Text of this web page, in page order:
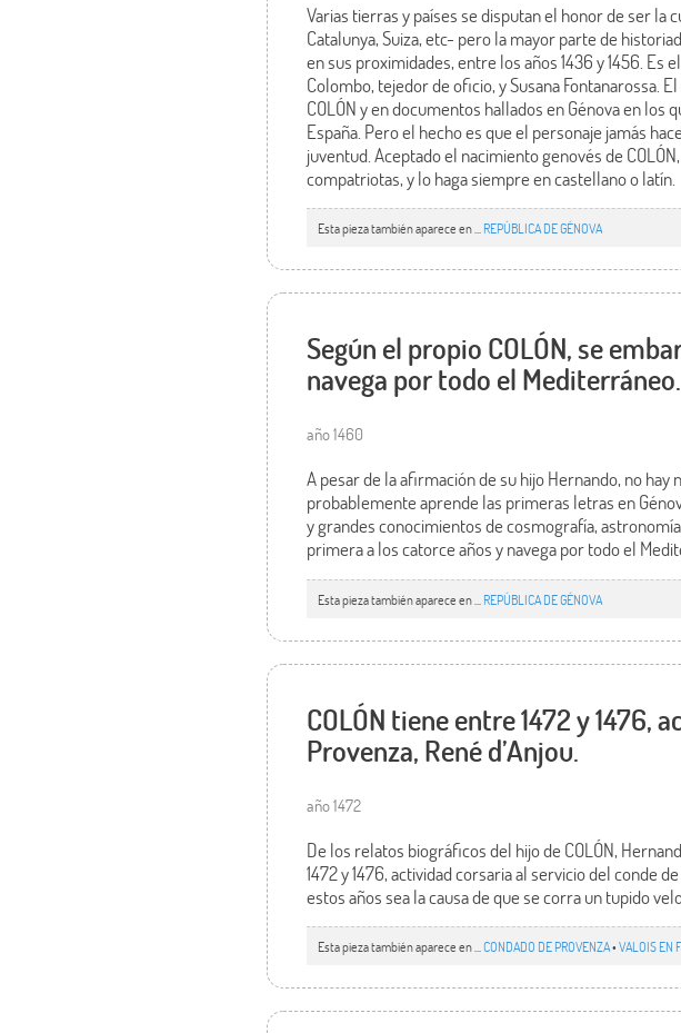
Varias tierras y países se disputan el honor de ser la
Catalunya, Suiza, etc- pero la mayor parte de
en sus proximidades, entre los años 1436 y 1456.
Colombo, tejedor de oficio, y Susana Fontanarossa.
COLÓN y en documentos hallados en Génova en
España. Pero el hecho es que el personaje jamás
juventud. Aceptado el nacimiento genovés de
compatriotas, y lo haga siempre en castellano o latín.
Esta pieza también aparece en ...REPÚBLICA DE GÉNOVA
Según el propio COLÓN, se
navega por todo el Mediterráneo.
año 1460
A pesar de la afirmación de su hijo Hernando, no hay
probablemente aprende las primeras letras en
y grandes conocimientos de cosmografía,
primera a los catorce años y navega por todo el
Esta pieza también aparece en ... REPÚBLICA DE GÉNOVA
COLÓN tiene entre 1472 y
Provenza, René d’Anjou.
año 1472
De los relatos biográficos del hijo de COLÓN,
1472 y 1476, actividad corsaria al servicio del conde
estos años sea la causa de que se corra un tupido
Esta pieza también aparece en ...CONDADO DE PROVENZA•VALOIS EN